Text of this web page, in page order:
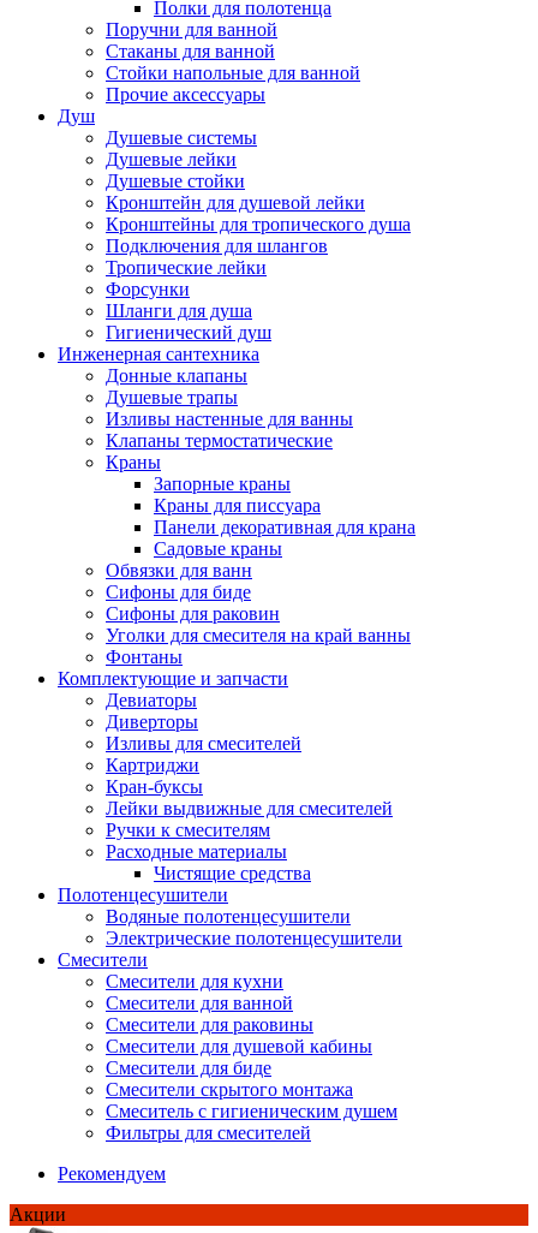
Полки для полотенца
Поручни для ванной
Стаканы для ванной
Стойки напольные для ванной
Прочие аксессуары
Душ
Душевые системы
Душевые лейки
Душевые стойки
Кронштейн для душевой лейки
Кронштейны для тропического душа
Подключения для шлангов
Тропические лейки
Форсунки
Шланги для душа
Гигиенический душ
Инженерная сантехника
Донные клапаны
Душевые трапы
Изливы настенные для ванны
Клапаны термостатические
Краны
Запорные краны
Краны для писсуара
Панели декоративная для крана
Садовые краны
Обвязки для ванн
Сифоны для биде
Сифоны для раковин
Уголки для смесителя на край ванны
Фонтаны
Комплектующие и запчасти
Девиаторы
Диверторы
Изливы для смесителей
Картриджи
Кран-буксы
Лейки выдвижные для смесителей
Ручки к смесителям
Расходные материалы
Чистящие средства
Полотенцесушители
Водяные полотенцесушители
Электрические полотенцесушители
Смесители
Смесители для кухни
Смесители для ванной
Смесители для раковины
Смесители для душевой кабины
Смесители для биде
Смесители скрытого монтажа
Смеситель с гигиеническим душем
Фильтры для смесителей
Рекомендуем
Акции